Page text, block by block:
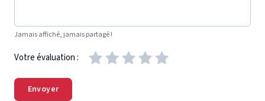
Jamais affiché, jamais partagé !
Votre évaluation :
Envoyer